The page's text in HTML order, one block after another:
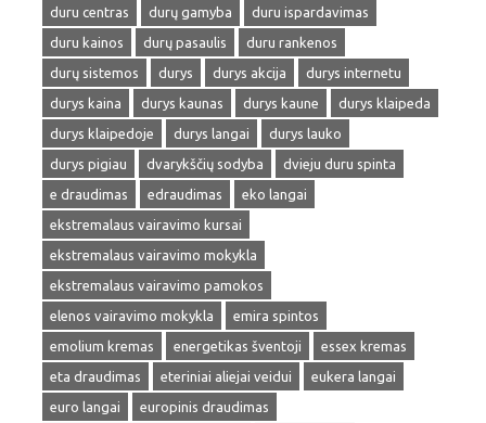
duru centras
durų gamyba
duru ispardavimas
duru kainos
durų pasaulis
duru rankenos
durų sistemos
durys durys akcija
durys internetu
durys kaina
durys kaunas durys kaune
durys klaipeda
durys klaipedoje
durys langai
durys lauko
durys pigiau
dvarykščių sodyba
dvieju duru spinta
e draudimas
edraudimas
eko langai
ekstremalaus vairavimo kursai
ekstremalaus vairavimo mokykla
ekstremalaus vairavimo pamokos
elenos vairavimo mokykla
emira spintos
emolium kremas
energetikas šventoji
essex kremas
eta draudimas
eteriniai aliejai veidui
eukera langai
euro langai
europinis draudimas